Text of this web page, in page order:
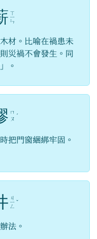
ㄒ
ㄧ
ㄣ
材。比喻在禍患未
災禍不會發生。同
。
ㄇ
ㄡ ˊ
把門窗綑綁牢固。
ㄐ
ㄧ
ㄥ
ˇ
法。